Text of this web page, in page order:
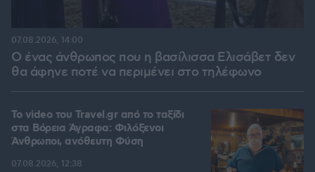
Ο ένας άνθρωπος που η βασίλισσα Ελισάβετ δεν
θα άφηνε ποτέ να περιμένει στο τηλέφωνο
07.08.2026, 14:00
To video του Travel.gr από το ταξίδι
στα Βόρεια Άγραφα: Φιλόξενοι
Άνθρωποι, ανόθευτη Φύση
07.08.2026, 12:38